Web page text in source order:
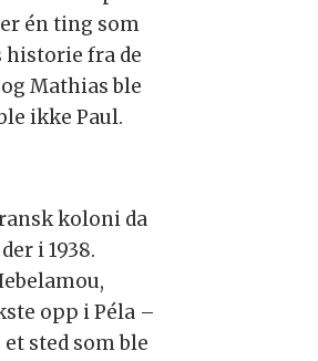
én ting som
fra de
Mathias ble
ikke Paul.
koloni da
i 1938.
opp i Péla –
sted som ble